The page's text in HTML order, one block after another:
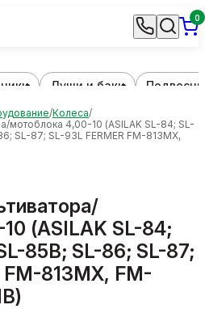
0
Души и баки
Колеса
мотоблока 4,00-10 (ASILAK SL-84; SL-
SL-87; SL-93L FERMER FM-813MX,
(ASILAK SL-84;
85B; SL-86; SL-87;
FM-813MX, FM-